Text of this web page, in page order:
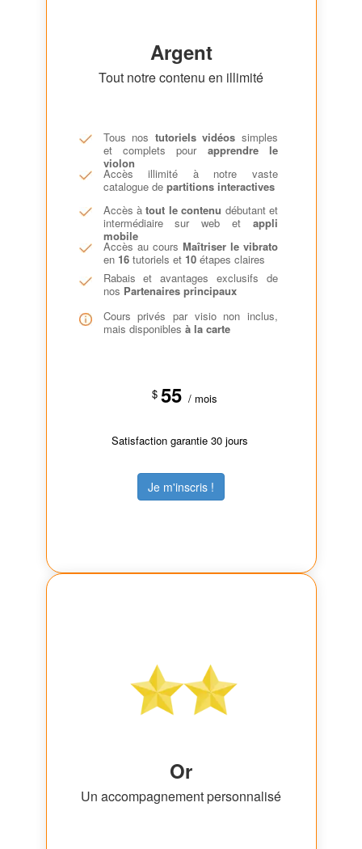
Argent
Tout notre contenu en illimité
Tous nos tutoriels vidéos simples
et complets pour apprendre le
violon
Accès illimité à notre vaste
catalogue de partitions interactives
Accès àtout le contenu débutant et
intermédiaire sur web et appli
mobile
Accès au cours Maîtriser le vibrato
en 16tutoriels et 10étapes claires
Rabais et avantages exclusifs de
nos Partenaires principaux
Cours privés par visio non inclus,
mais disponibles à la carte
$ 55 / mois
Satisfaction garantie 30 jours
Je m'inscris !
Or
Un accompagnement personnalisé